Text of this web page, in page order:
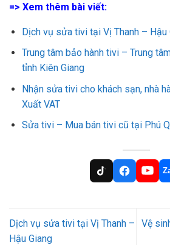
=> Xem thêm bài viết:
Dịch vụ sửa tivi tại Vị Thanh – Hậu
Trung tâm bảo hành tivi – Trung
tỉnh Kiên Giang
Nhận sửa tivi cho khách sạn, nhà
Xuất VAT
Sửa tivi – Mua bán tivi cũ tại Phú
Dịch vụ sửa tivi tại Vị Thanh –
Hậu Giang
Vệ